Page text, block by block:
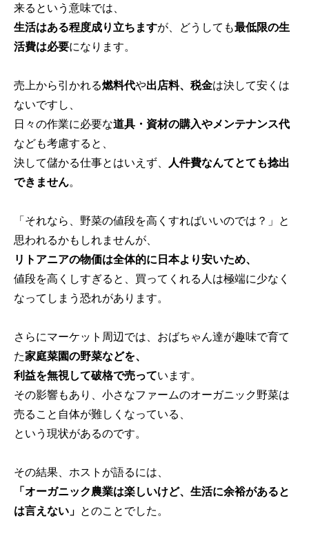
来るという意味では、
生活はある程度成り立ちますが、どうしても最低限の生
活費は必要になります。
売上から引かれる燃料代や出店料、税金は決して安くは
ないですし、
日々の作業に必要な道具・資材の購入やメンテナンス代
なども考慮すると、
決して儲かる仕事とはいえず、 人件費なんてとても捻出
できません。
「それなら、野菜の値段を高くすればいいのでは？」と
思われるかもしれませんが、
リトアニアの物価は全体的に日本より安いため、
値段を高くしすぎると、買ってくれる人は極端に少なく
なってしまう恐れがあります。
さらにマーケット周辺では、おばちゃん達が趣味で育て
た家庭菜園の野菜などを、
利益を無視して破格で売っています。
その影響もあり、小さなファームのオーガニック野菜は
売ること自体が難しくなっている、
という現状があるのです。
その結果、ホストが語るには、
「オーガニック農業は楽しいけど、生活に余裕があると
は言えない」 とのことでした。